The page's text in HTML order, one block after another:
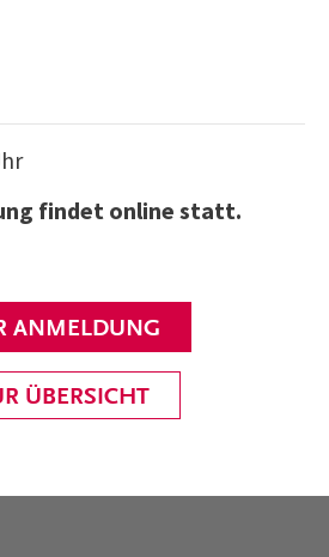
findet online statt.
ÜBERSICHT
ANMELDUNG